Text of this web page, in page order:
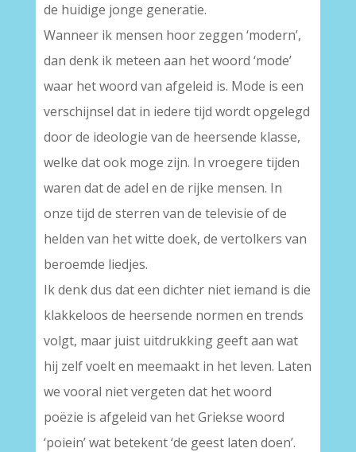
de huidige jonge generatie.
Wanneer ik mensen hoor zeggen ‘modern’,
dan denk ik meteen aan het woord ‘mode’
waar het woord van afgeleid is. Mode is een
verschijnsel dat in iedere tijd wordt opgelegd
door de ideologie van de heersende klasse,
welke dat ook moge zijn. In vroegere tijden
waren dat de adel en de rijke mensen. In
onze tijd de sterren van de televisie of de
helden van het witte doek, de vertolkers van
beroemde liedjes.
Ik denk dus dat een dichter niet iemand is die
klakkeloos de heersende normen en trends
volgt, maar juist uitdrukking geeft aan wat
hij zelf voelt en meemaakt in het leven. Laten
we vooral niet vergeten dat het woord
poëzie is afgeleid van het Griekse woord
‘poiein’ wat betekent ‘de geest laten doen’.